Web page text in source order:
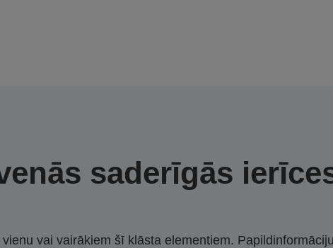
saderīgās
vai vairākiem šī klāsta elementiem.